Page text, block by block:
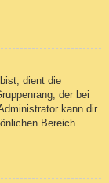
dient die
der bei
kann dir
Bereich